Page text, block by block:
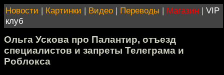
Новости | Картинки | Видео | Переводы | Магазин | VIP
клуб
Ольга Ускова про Палантир, отъезд
специалистов и запреты Телеграма и
Роблокса